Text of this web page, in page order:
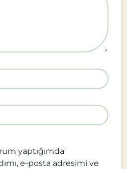
yaptığımda
e-posta adresimi ve